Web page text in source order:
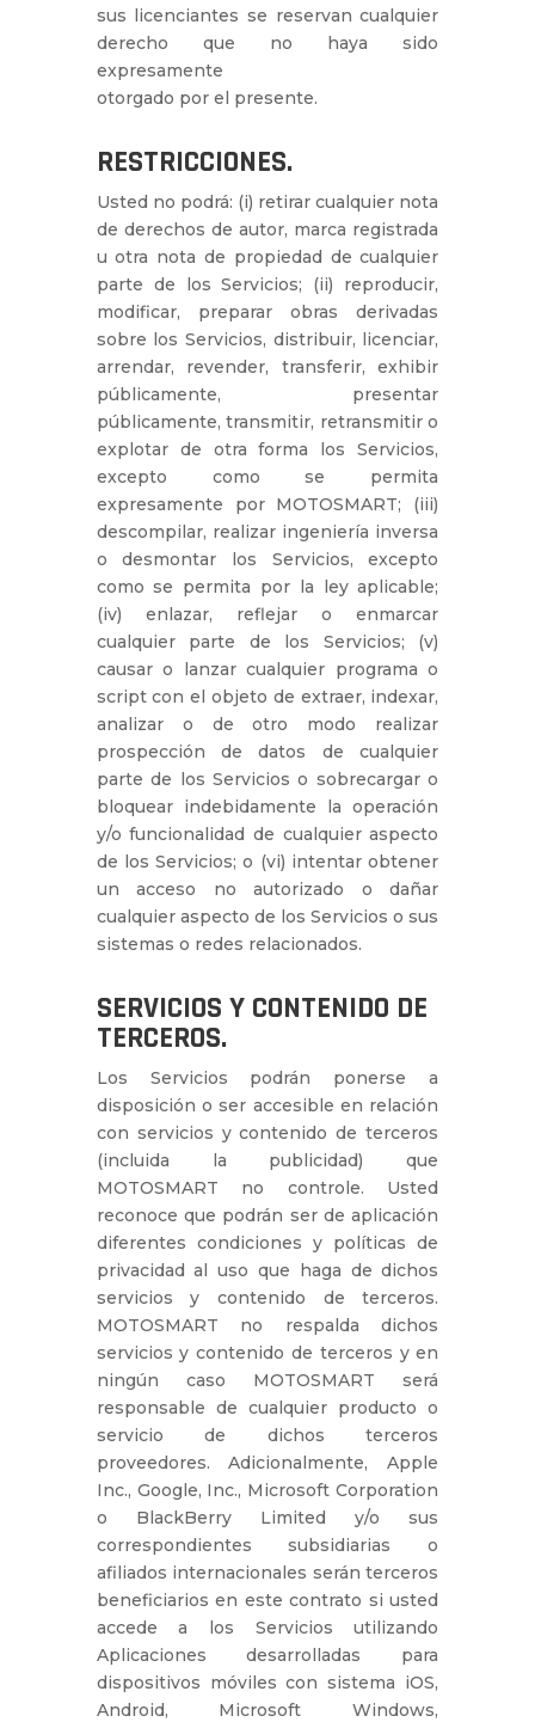
sus licenciantes se reservan cualquier
derecho que no haya sido
expresamente
otorgado por el presente.
RESTRICCIONES.
Usted no podrá: (i) retirar cualquier nota
de derechos de autor, marca registrada
u otra nota de propiedad de cualquier
parte de los Servicios; (ii) reproducir,
modificar, preparar obras derivadas
sobre los Servicios, distribuir, licenciar,
arrendar, revender, transferir, exhibir
públicamente, presentar
públicamente, transmitir, retransmitir o
explotar de otra forma los Servicios,
excepto como se permita
expresamente por MOTOSMART; (iii)
descompilar, realizar ingeniería inversa
o desmontar los Servicios, excepto
como se permita por la ley aplicable;
(iv) enlazar, reflejar o enmarcar
cualquier parte de los Servicios; (v)
causar o lanzar cualquier programa o
script con el objeto de extraer, indexar,
analizar o de otro modo realizar
prospección de datos de cualquier
parte de los Servicios o sobrecargar o
bloquear indebidamente la operación
y/o funcionalidad de cualquier aspecto
de los Servicios; o (vi) intentar obtener
un acceso no autorizado o dañar
cualquier aspecto de los Servicios o sus
sistemas o redes relacionados.
SERVICIOS Y CONTENIDO DE
TERCEROS.
Los Servicios podrán ponerse a
disposición o ser accesible en relación
con servicios y contenido de terceros
(incluida la publicidad) que
MOTOSMART no controle. Usted
reconoce que podrán ser de aplicación
diferentes condiciones y políticas de
privacidad al uso que haga de dichos
servicios y contenido de terceros.
MOTOSMART no respalda dichos
servicios y contenido de terceros y en
ningún caso MOTOSMART será
responsable de cualquier producto o
servicio de dichos terceros
proveedores. Adicionalmente, Apple
Inc., Google, Inc., Microsoft Corporation
o BlackBerry Limited y/o sus
correspondientes subsidiarias o
afiliados internacionales serán terceros
beneficiarios en este contrato si usted
accede a los Servicios utilizando
Aplicaciones desarrolladas para
dispositivos móviles con sistema iOS,
Android, Microsoft Windows,